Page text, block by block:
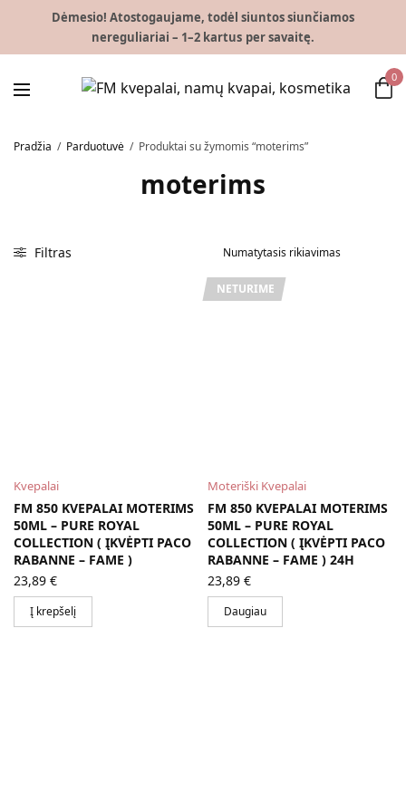
Dėmesio! Atostogaujame, todėl siuntos siunčiamos
nereguliariai – 1–2 kartus per savaitę.
0
Pradžia / Parduotuvė / Produktai su žymomis “moterims”
moterims
Filtras
Kvepalai
FM 850 KVEPALAI MOTERIMS
50ML – PURE ROYAL
COLLECTION ( ĮKVĖPTI PACO
RABANNE – FAME )
23,89 €
Į krepšelį
NETURIME
Moteriški Kvepalai
FM 850 KVEPALAI MOTERIMS
50ML – PURE ROYAL
COLLECTION ( ĮKVĖPTI PACO
RABANNE – FAME ) 24H
23,89 €
Daugiau